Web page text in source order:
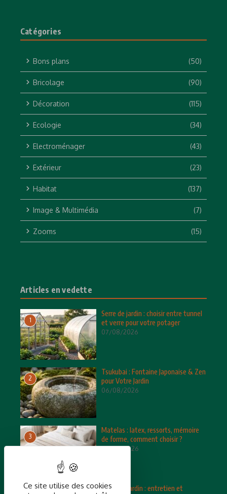
Catégories
Bons plans (50)
Bricolage (90)
Décoration (115)
Ecologie (34)
Electroménager (43)
Extérieur (23)
Habitat (137)
Image & Multimédia (7)
Zooms (15)
Articles en vedette
1
Serre de jardin : choisir entre tunnel
et verre pour votre potager
07/08/2026
2
Tsukubai : Fontaine Japonaise & Zen
pour Votre Jardin
06/08/2026
3
Matelas : latex, ressorts, mémoire
de forme, comment choisir ?
05/08/2026
Salon de jardin : entretien et
Ce site utilise des cookies